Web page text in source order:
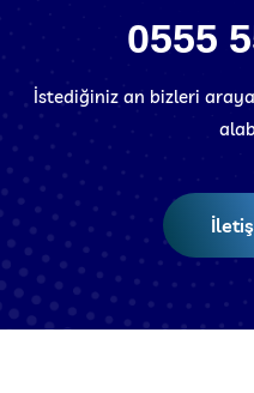
0555
İstediğiniz an bizleri